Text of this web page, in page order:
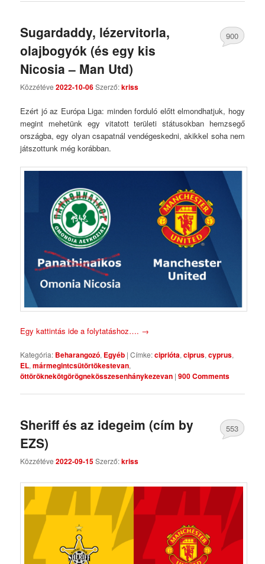
Sugardaddy, lézervitorla,
olajbogyók (és egy kis
Nicosia – Man Utd)
Közzétéve2022-10-06Szerző:kriss
900
Ezért jó az Európa Liga: minden forduló előtt elmondhatjuk, hogy
megint mehetünk egy vitatott területi státusokban hemzsegő
országba, egy olyan csapatnál vendégeskedni, akikkel soha nem
játszottunk még korábban.
Egy kattintás ide a folytatáshoz…. →
Kategória: Beharangozó, Egyéb |Címke:ciprióta,ciprus,cyprus,
EL,mármegintcsütörtökestevan,
öttöröknekötgörögnekösszesenhánykezevan |900 Comments
Sheriff és az idegeim (cím by
EZS)
Közzétéve2022-09-15Szerző:kriss
553